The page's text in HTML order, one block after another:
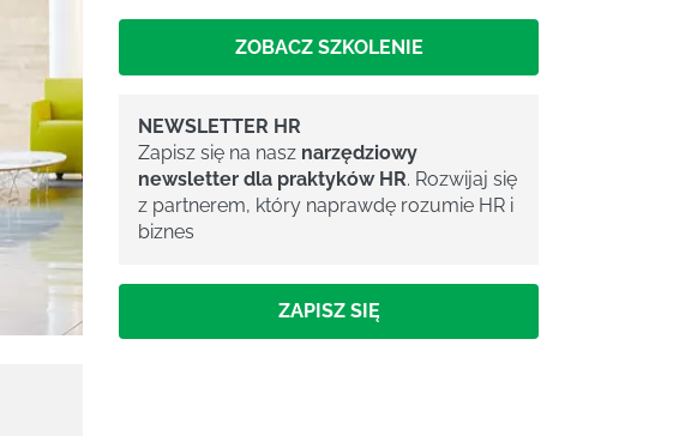
ZOBACZ SZKOLENIE
NEWSLETTER HR
Zapisz się na nasz narzędziowy
newsletter dla praktyków HR. Rozwijaj się
z partnerem, który naprawdę rozumie HR i
biznes
ZAPISZ SIĘ